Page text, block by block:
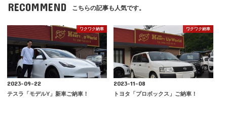
RECOMMEND こちらの記事も人気です。
ワクワク納車
2023-09-22
テスラ「モデルY」新車ご納車！
ワクワク納車
2023-11-08
トヨタ「プロボックス」ご納車！